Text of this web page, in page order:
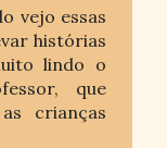
vejo essas
histórias
lindo o
que
crianças